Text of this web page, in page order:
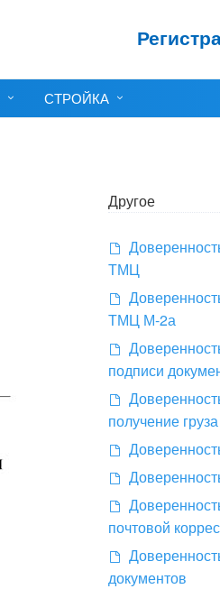
СТРОЙКА
Другое
ТМЦ
ТМЦ М-2а
подписи
получение груза
почтовой
документов